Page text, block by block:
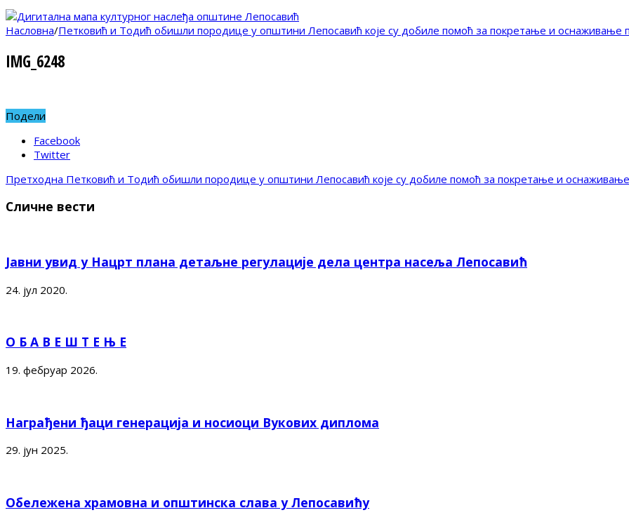
Насловна/Петковић и Тодић обишли породице у општини Лепосавић које су добиле помоћ за покретање и оснаживање
IMG_6248
Подели
Facebook
Twitter
Претходна Петковић и Тодић обишли породице у општини Лепосавић које су добиле помоћ за покретање и
Сличне вести
Јавни увид у Нацрт плана детаљне регулације дела центра насеља Лепосавић
24. јул 2020.
О Б А В Е Ш Т Е Њ Е
19. фебруар 2026.
Награђени ђаци генерација и носиоци Вукових диплома
29. јун 2025.
Обележена храмовна и општинска слава у Лепосавићу